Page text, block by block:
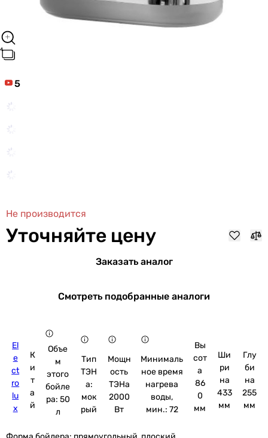
5
Не производится
Уточняйте цену
Заказать аналог
Смотреть подобранные аналоги
El
e
ct
ro
lu
x
К
и
т
а
й
Объе
м
этого
бойле
ра: 50
л
Тип
ТЭН
а:
мок
рый
Мощн
ость
ТЭНа
2000
Вт
Минималь
ное время
нагрева
воды,
мин.: 72
Вы
сот
а
86
0
мм
Ши
ри
на
433
мм
Глу
би
на
255
мм